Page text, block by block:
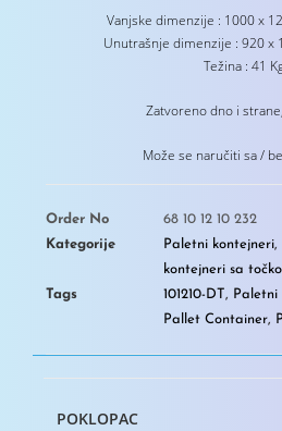
Vanjske dimenzije : 1000 x
Unutrašnje dimenzije : 920 x
Težina : 41
Zatvoreno dno i
Može se naručiti sa /
Order No
68 10 12 10 232
Kategorije
Paletni kontejneri,
kontejneri sa
Tags
101210-DT, Paletni
Pallet Container,
POKLOPAC